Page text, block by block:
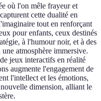
où l'on mêle frayeur et
cette dualité en
tout en renforçant
pour enfants, ceux destinés
à l'humour noir, et à des
atmosphère immersive.
jeux interactifs en réalité
augmente l'engagement de
l'intellect et les émotions,
dimension, alliant le